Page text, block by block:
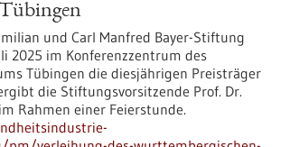
und Carl Manfred Bayer-Stiftung
2025 im Konferenzzentrum des
Tübingen die diesjährigen Preisträger
die Stiftungsvorsitzende Prof. Dr.
Rahmen einer Feierstunde.